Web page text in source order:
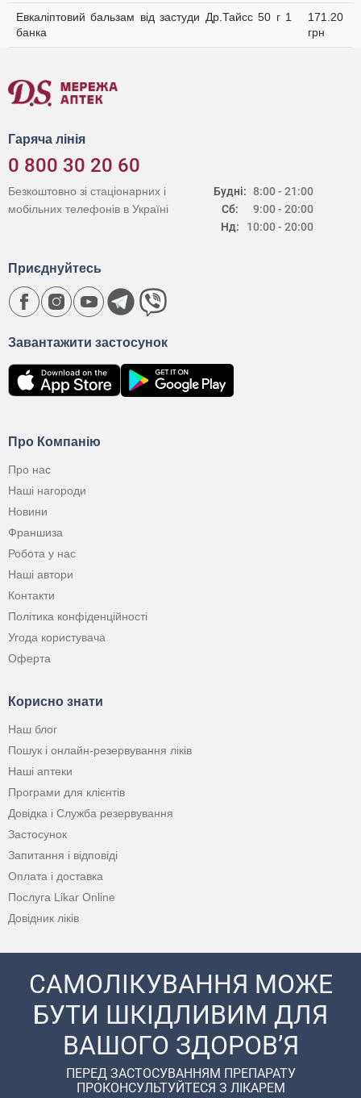
Евкаліптовий бальзам від застуди Др.Тайсс 50 г 1
банка
171.20
грн
Гаряча лінія
0 800 30 20 60
Будні:
Сб:
Нд:
8:00 - 21:00
9:00 - 20:00
10:00 - 20:00
Безкоштовно зі стаціонарних і
мобільних телефонів в Україні
Про Компанію
Про нас
Наші нагороди
Новини
Франшиза
Робота у нас
Наші автори
Контакти
Політика конфіденційності
Угода користувача
Оферта
Корисно знати
Наш блог
Пошук і онлайн-резервування ліків
Наші аптеки
Програми для клієнтів
Довідка і Служба резервування
Застосунок
Запитання і відповіді
Оплата і доставка
Послуга Likar Online
Довідник ліків
Завантажити застосунок
Приєднуйтесь
САМОЛІКУВАННЯ МОЖЕ
БУТИ ШКІДЛИВИМ ДЛЯ
ВАШОГО ЗДОРОВ’Я
ПЕРЕД ЗАСТОСУВАННЯМ ПРЕПАРАТУ
ПРОКОНСУЛЬТУЙТЕСЯ З ЛІКАРЕМ